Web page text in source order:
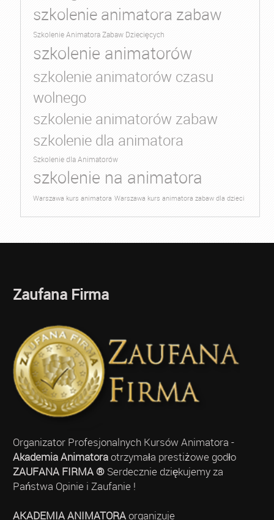
szkolenie animatora zabaw
Szkolenie Animatora Zabaw Dziecięcych
szkolenie animatorów
szkolenie animatorów czasu
wolnego
szkolenie animatorów zabaw
szkolenie dla animatora
Szkolenie dla Animatorów
szkolenie na animatora
Warszawa kurs animatora Warszawa kurs animatora zabaw dla dzieci
Zaufana Firma
Organizator Profesjonalnych Kursów Animatora -
Akademia Animatoraotrzymała prestiżowe godło
ZAUFANA FIRMA ®Serdecznie dziękujemy za
Państwa Opinie i Zaufanie !
AKADEMIA ANIMATORAorganizuje